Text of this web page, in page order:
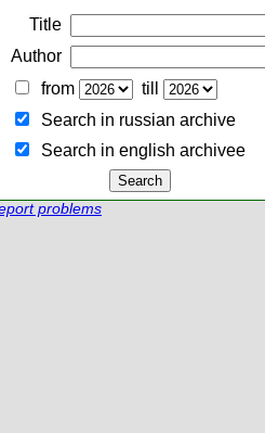
Title
Author
from
till
Search in russian archive
Search in english archiveе
problems